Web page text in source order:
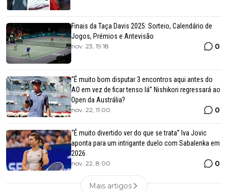
Finais da Taça Davis 2025: Sorteio, Calendário de
Jogos, Prémios e Antevisão
nov. 23, 19:18 0
“É muito bom disputar 3 encontros aqui antes do
AO em vez de ficar tenso lá” Nishikori regressará ao
Open da Austrália?
nov. 22, 11:00 0
“É muito divertido ver do que se trata” Iva Jovic
aponta para um intrigante duelo com Sabalenka em
2026
nov. 22, 8:00 0
Mais artigos